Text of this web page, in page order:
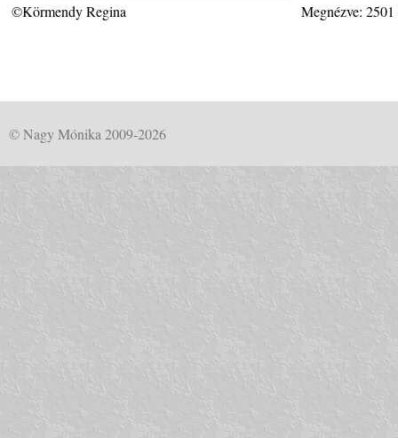
©Körmendy Regina Megnézve:
© Nagy Mónika 2009-2026